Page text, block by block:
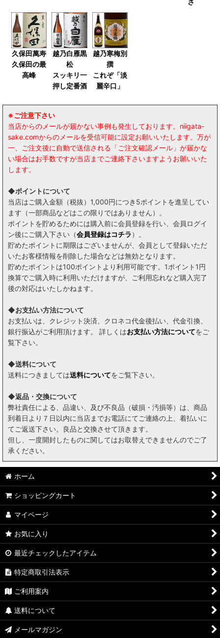
さ
久保田萬寿
久保田の最
高峰
越乃白雁黒
松
スッキリ一
押し定番酒
越乃寒梅別
撰
これぞ「淡
麗辛口」
※ご注意下さい
当店からのメールが届かない事例も発生しております。niigata-
sake.comからのメールを受信可能に設定お願いいたします。万が
一、ご注文後に自動で送信される「ご注文確認メール」が届かな
い場合はお手数ですが当店までご連絡下さいますようお願いいた
します。
◆ポイントについて
当店はご購入金額（税抜）1,000円につき5ポイントを進呈してい
ます（一部商品などはこの限りではありません）。
ポイントを貯めるためには購入前に会員登録を行い、会員ログイ
ン後にご購入下さい（会員登録はコチラ ）。
貯めたポイントに期限はございませんが、会員として登録いただ
いたお客様情報を削除した場合などは無効となります。
貯めたポイントは100ポイントより利用可能です。1ポイント1円
換算でご購入時に利用いただけますが、ご利用忘れなど購入完了
後の対応はいたしかねます。
◆お支払い方法について
お支払いは、クレジット決済、クロネコ代金後払い、代金引換、
銀行振込がご利用頂けます。 詳しくはお支払い方法についてをご
覧下さい。
◆送料について
送料につきましては送料についてをご覧下さい。
◆返品・交換について
弊社責任による、品違い、及び不良品（破損・汚損等）は、商品
到着日より７日以内に当店までお電話にてご連絡の上、着払いに
てご返送下さい。良品と交換させて頂きます。
但し、一度開封したものに関してはお取替えできませんのでご了
承ください。
ホーム
ショッピングカート
マイページ
お気に入り
最近チェックしたアイテム
特定商取引法表示
ご利用案内
送料について
メールマガジン